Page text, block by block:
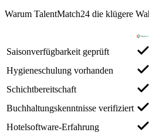
Warum TalentMatch24 die klügere
Saisonverfügbarkeit geprüft
Hygieneschulung vorhanden
Schichtbereitschaft
Buchhaltungskenntnisse verifiziert
Hotelsoftware-Erfahrung